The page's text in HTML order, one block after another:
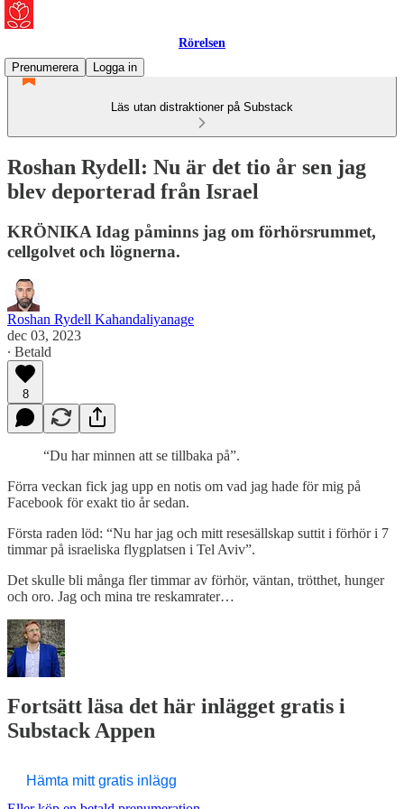
Rörelsen
Prenumerera
Logga in
Läs utan distraktioner på Substack
Roshan Rydell: Nu är det tio år sen jag
blev deporterad från Israel
KRÖNIKA Idag påminns jag om förhörsrummet,
cellgolvet och lögnerna.
Roshan Rydell Kahandaliyanage
dec 03, 2023
∙ Betald
8
“Du har minnen att se tillbaka på”.
Förra veckan fick jag upp en notis om vad jag hade för mig på
Facebook för exakt tio år sedan.
Första raden löd: “Nu har jag och mitt resesällskap suttit i förhör i 7
timmar på israeliska flygplatsen i Tel Aviv”.
Det skulle bli många fler timmar av förhör, väntan, trötthet, hunger
och oro. Jag och mina tre reskamrater…
Fortsätt läsa det här inlägget gratis i
Substack Appen
Hämta mitt gratis inlägg